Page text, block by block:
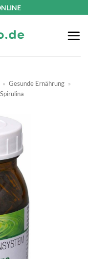
» Gesunde Ernährung »
Spirulina